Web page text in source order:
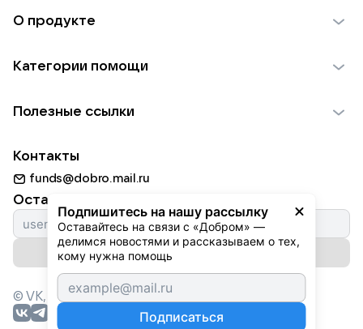
Подпишитесь на нашу рассылку
Оставайтесь на связи с «Добром» —
делимся новостями и рассказываем о тех,
кому нужна помощь
Подписаться
О продукте
Использование материалов
Для НКО
Партнерам
Категории помощи
Пожилым
Животным
Природе
Культуре
Фондам
Полезные ссылки
Добрый день
Истории
Автоплатежи
Контакты
funds@dobro.mail.ru
Оставайтесь с нами
Подписаться на рассылку
© VK, 2026г. Все права защищены.